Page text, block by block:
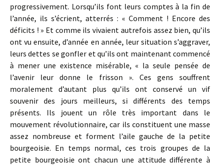
progressivement. Lorsqu’ils font leurs comptes à la fin de
l’année, ils s’écrient, atterrés : « Comment ! Encore des
déficits ! » Et comme ils vivaient autrefois assez bien, qu’ils
ont vu ensuite, d’année en année, leur situation s’aggraver,
leurs dettes se gonfler et qu’ils ont maintenant commencé
à mener une existence misérable, « la seule pensée de
l’avenir leur donne le frisson ». Ces gens souffrent
moralement d’autant plus qu’ils ont conservé un vif
souvenir des jours meilleurs, si différents des temps
présents. Ils jouent un rôle très important dans le
mouvement révolutionnaire, car ils constituent une masse
assez nombreuse et forment l’aile gauche de la petite
bourgeoisie. En temps normal, ces trois groupes de la
petite bourgeoisie ont chacun une attitude différente à